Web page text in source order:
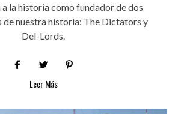
a la historia como fundador de dos
de nuestra historia: The Dictators y
Del-Lords.
Leer Más